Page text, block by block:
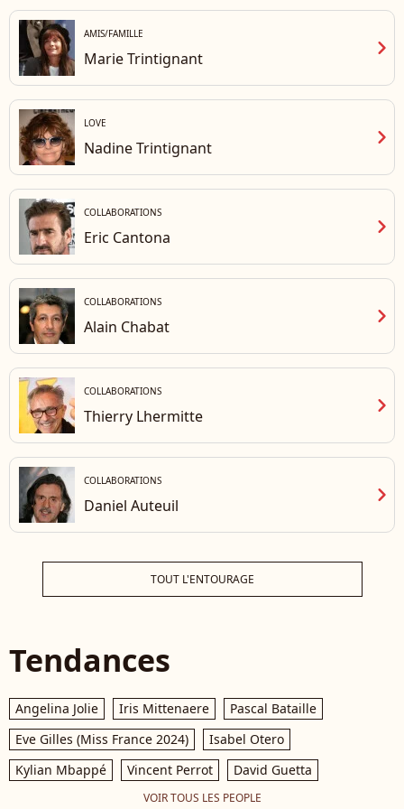
AMIS/FAMILLE
Marie Trintignant chevron_right
LOVE
Nadine Trintignant chevron_right
COLLABORATIONS
Eric Cantona chevron_right
COLLABORATIONS
Alain Chabat chevron_right
COLLABORATIONS
Thierry Lhermitte chevron_right
COLLABORATIONS
Daniel Auteuil chevron_right
TOUT L'ENTOURAGE
Tendances
Angelina Jolie Iris Mittenaere
Pascal Bataille
Eve Gilles (Miss France 2024)
Isabel Otero
Kylian Mbappé
Vincent Perrot David Guetta
VOIR TOUS LES PEOPLE